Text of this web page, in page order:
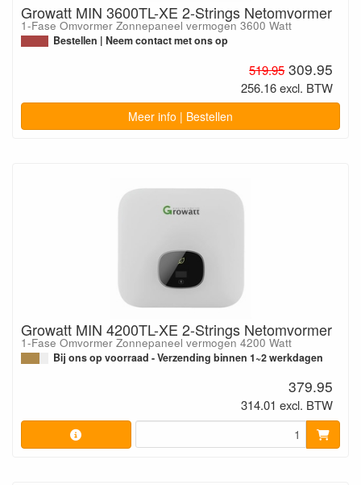
Growatt MIN 3600TL-XE 2-Strings Netomvormer
1-Fase Omvormer Zonnepaneel vermogen 3600 Watt
Bestellen | Neem contact met ons op
519.95 309.95
256.16 excl. BTW
Meer info | Bestellen
Growatt MIN 4200TL-XE 2-Strings Netomvormer
1-Fase Omvormer Zonnepaneel vermogen 4200 Watt
Bij ons op voorraad - Verzending binnen 1~2 werkdagen
379.95
314.01 excl. BTW